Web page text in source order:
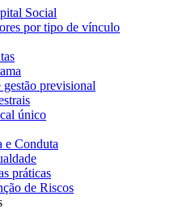
Social
por tipo de vínculo
previsional
único
e Conduta
práticas
de Riscos